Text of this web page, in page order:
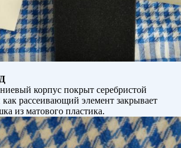
корпус покрыт серебристой
как рассеивающий элемент закрывает
из матового пластика.